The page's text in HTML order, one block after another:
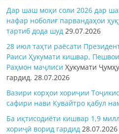
Дар шаш моҳи соли 2026 дар
нафар ноболиғ парвандаҳои
тартиб дода шуд 29.07.2026
28 июл таҳти раёсати
Раиси Ҳукумати кишвар,
Раҳмон маҷлисиҲукумати
гардид. 28.07.2026
Вазири корҳои хориҷии
сафири нави Кувайтро қабул
Ба иқтисодиёти кишвар 1,9
хориҷӣ ворид гардид 28.07.2026